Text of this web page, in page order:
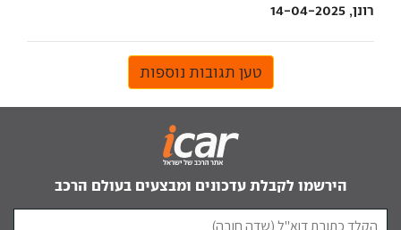
רונן, 14-04-2025
טען תגובות נוספות
הירשמו לקבלת עדכונים ומבצעים בעולם הרכב